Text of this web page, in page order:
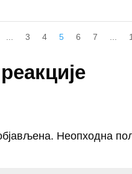
3 4 5 6 7
Неопходна